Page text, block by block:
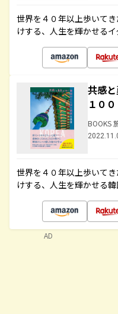
世界を４０年以上歩いて
けする、人生を輝かせる
共感
１００
BOOKS
世界を４０年以上歩いて
けする、人生を輝かせる
AD